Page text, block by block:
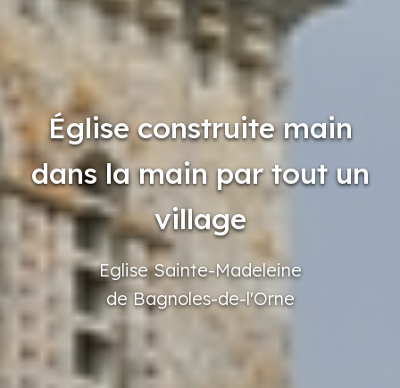
Église construite main
dans la main par tout un
village
Eglise Sainte-Madeleine
de Bagnoles-de-l'Orne